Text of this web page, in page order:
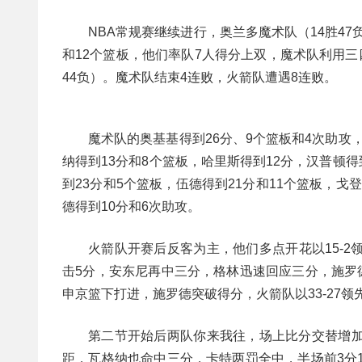
NBA常规赛继续进行，奥兰多魔术队（14胜47
和12个篮板，他们率队7人得分上双，魔术队利用
44负）。魔术队结束4连败，火箭队遭遇8连败。
魔术队的奥基基得到26分、9个篮板和4次助攻
纳得到13分和8个篮板，哈里斯得到12分，汉普顿
到23分和5个篮板，伍德得到21分和11个篮板，戈
德得到10分和6次助攻。
火箭队开赛后反客为主，他们多点开花以15-2
击5分，安东尼再中三分，格林迅速回应三分，施
申京篮下打进，施罗德突破得分，火箭队以33-27领
第二节开始后两队你来我往，场上比分交替增
距，瓦格纳也命中三分，卡特两罚全中，半场前3